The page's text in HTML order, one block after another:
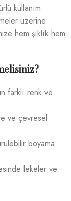
kullanım
üzerine
hem şıklık hem
farklı renk ve
ve çevresel
boyama
lekeler ve